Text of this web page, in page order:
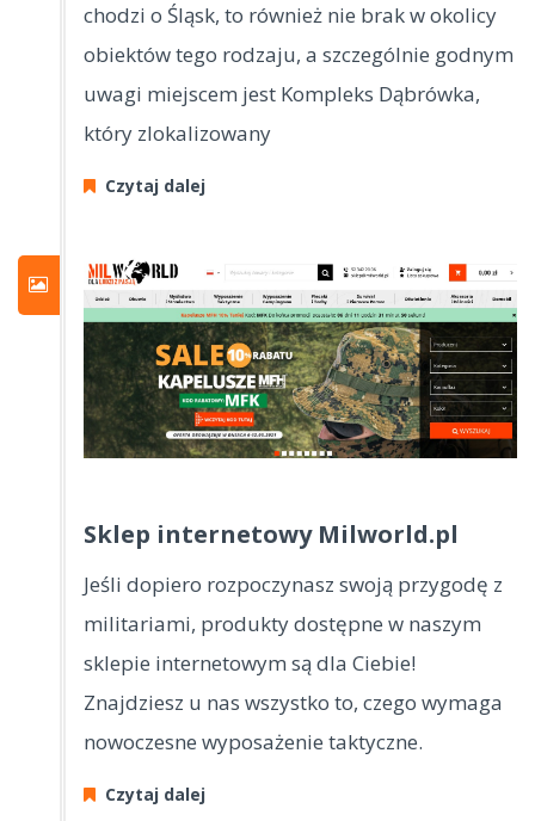
chodzi o Śląsk, to również nie brak w okolicy
obiektów tego rodzaju, a szczególnie godnym
uwagi miejscem jest Kompleks Dąbrówka,
który zlokalizowany
Czytaj dalej
Sklep internetowy Milworld.pl
Jeśli dopiero rozpoczynasz swoją przygodę z
militariami, produkty dostępne w naszym
sklepie internetowym są dla Ciebie!
Znajdziesz u nas wszystko to, czego wymaga
nowoczesne wyposażenie taktyczne.
Czytaj dalej